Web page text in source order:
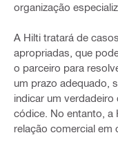
organização
A Hilti tratará de
apropriadas, que
o parceiro para
um prazo adequado,
indicar um
códice. No entanto, a
relação comercial em